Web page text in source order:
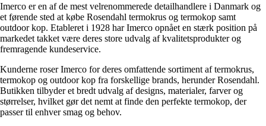
Imerco er en af de mest velrenommerede detailhandlere i Danmark og
et førende sted at købe Rosendahl termokrus og termokop samt
outdoor kop. Etableret i 1928 har Imerco opnået en stærk position på
markedet takket være deres store udvalg af kvalitetsprodukter og
fremragende kundeservice.
Kunderne roser Imerco for deres omfattende sortiment af termokrus,
termokop og outdoor kop fra forskellige brands, herunder Rosendahl.
Butikken tilbyder et bredt udvalg af designs, materialer, farver og
størrelser, hvilket gør det nemt at finde den perfekte termokop, der
passer til enhver smag og behov.